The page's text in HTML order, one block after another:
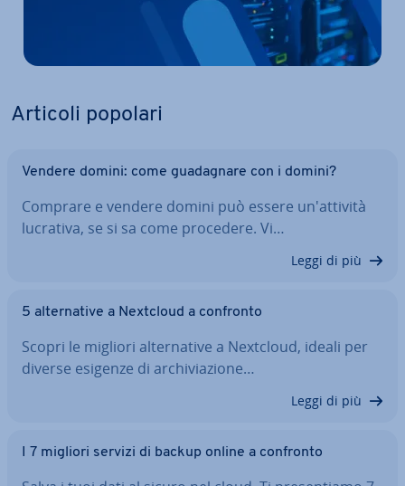
Articoli popolari
Vendere domini: come gua­da­gna­re con i domini?
Comprare e vendere domini può essere un'at­ti­vi­tà
lucrativa, se si sa come procedere. Vi…
Leggi di più
5 al­ter­na­ti­ve a Nextcloud a confronto
Scopri le migliori al­ter­na­ti­ve a Nextcloud, ideali per
diverse esigenze di ar­chi­via­zio­ne…
Leggi di più
I 7 migliori servizi di backup online a confronto